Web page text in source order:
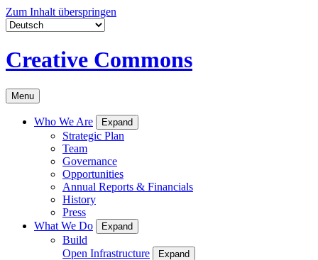
Zum Inhalt überspringen
Creative Commons
Menu
Who We Are Expand
Strategic Plan
Team
Governance
Opportunities
Annual Reports & Financials
History
Press
What We Do
Expand
Build
Open Infrastructure
Expand